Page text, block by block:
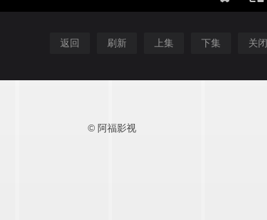
返回 刷新 上集 下集 关
© 阿福影视